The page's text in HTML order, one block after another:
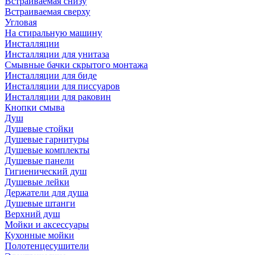
Встраиваемая сверху
Угловая
На стиральную машину
Инсталляции
Инсталляции для унитаза
Смывные бачки скрытого монтажа
Инсталляции для биде
Инсталляции для писсуаров
Инсталляции для раковин
Кнопки смыва
Душ
Душевые стойки
Душевые гарнитуры
Душевые комплекты
Душевые панели
Гигиенический душ
Душевые лейки
Держатели для душа
Душевые штанги
Верхний душ
Мойки и аксессуары
Кухонные мойки
Полотенцесушители